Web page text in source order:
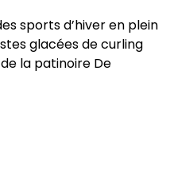
sports d’hiver en plein
glacées de curling
la patinoire De